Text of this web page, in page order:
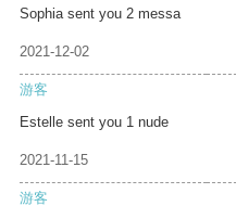
Sophia sent you 2 messa
2021-12-02
游客
Estelle sent you 1 nude
2021-11-15
游客